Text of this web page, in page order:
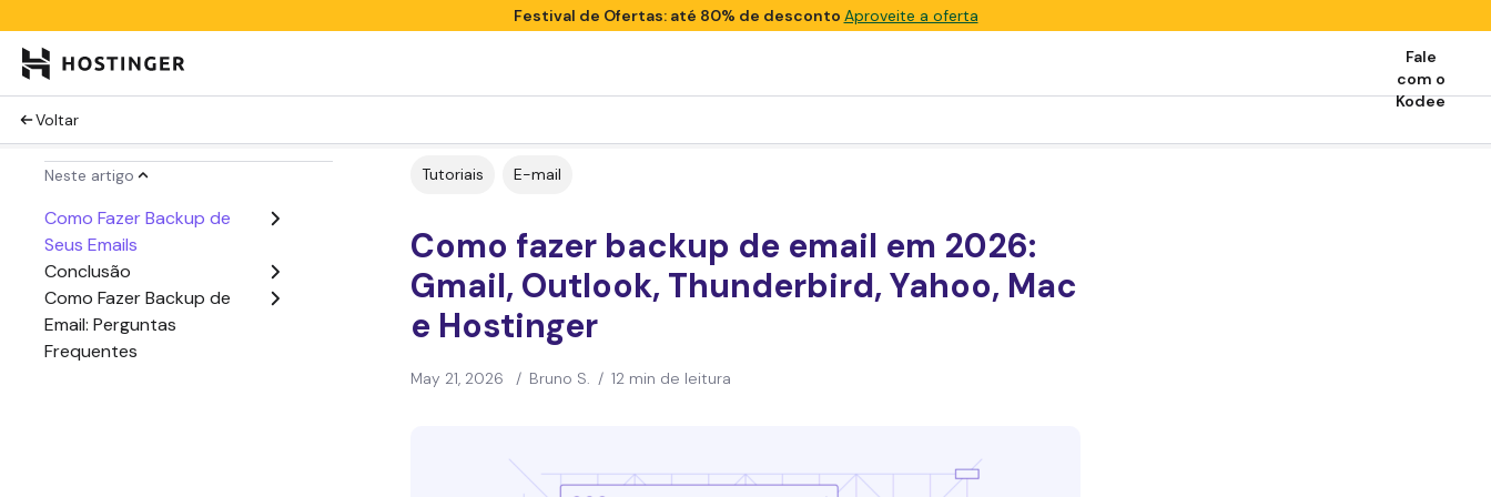
Festival de Ofertas: até 80% de desconto Aproveite a oferta
Fale
com o
Kodee
Voltar
Neste artigo
Como Fazer Backup de
Seus Emails
Conclusão
Como Fazer Backup de
Email: Perguntas
Frequentes
Tutoriais E-mail
Como fazer backup de email em 2026:
Gmail, Outlook, Thunderbird, Yahoo, Mac
e Hostinger
May 21, 2026 / Bruno S. / 12 min de leitura